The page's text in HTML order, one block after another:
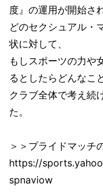
度』の運用が開始さ
どのセクシュアル・
状に対して、
もしスポーツの力や
るとしたらどんなこ
クラブ全体で考え続
た。
＞＞プライドマッチ
https://
spnaviow